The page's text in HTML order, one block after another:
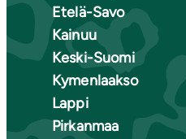
Etelä-Savo
Kainuu
Keski-Suomi
Kymenlaakso
Lappi
Pirkanmaa